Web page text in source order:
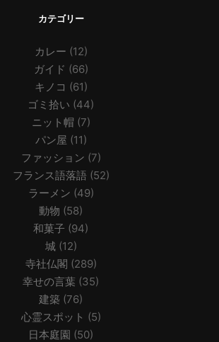
カテゴリー
カレー (12)
ガイド (66)
キノコ (61)
ゴミ拾い (44)
ニット帽 (7)
パン屋 (11)
ファッション (7)
フランス語落語 (52)
ラーメン (49)
動物 (58)
和菓子 (94)
城(12)
寺社仏閣 (289)
幸せの言葉 (35)
建築 (76)
心霊スポット (5)
日本庭園 (50)